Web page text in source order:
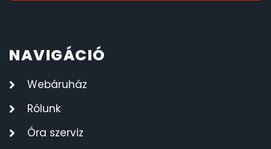
NAVIGÁCIÓ
Webáruház
Rólunk
Óra szerviz